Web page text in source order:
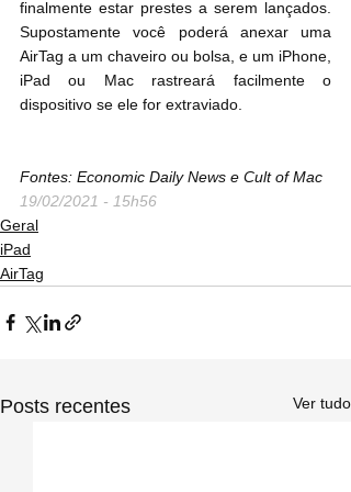
finalmente estar prestes a serem lançados.
Supostamente você poderá anexar uma
AirTag a um chaveiro ou bolsa, e um iPhone,
iPad ou Mac rastreará facilmente o
dispositivo se ele for extraviado.
Fontes: Economic Daily News e Cult of Mac
19/02/2021 - 15h56
Geral
iPad
AirTag
Posts recentes Ver tudo